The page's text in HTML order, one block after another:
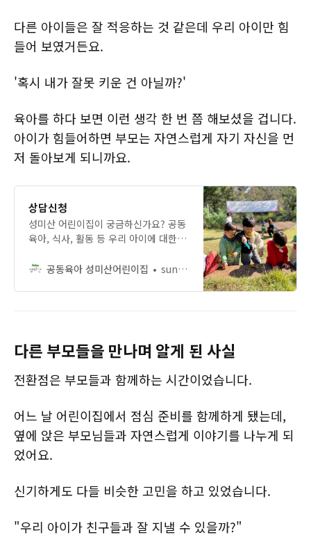
다른 아이들은 잘 적응하는 것 같은데 우리 아이만 힘
들어 보였거든요.
'혹시 내가 잘못 키운 건 아닐까?'
육아를 하다 보면 이런 생각 한 번 쯤 해보셨을 겁니다.
아이가 힘들어하면 부모는 자연스럽게 자기 자신을 먼
저 돌아보게 되니까요.
상담신청
성미산 어린이집이 궁금하신가요? 공동
육아, 식사, 활동 등 우리 아이에 대한
세요.공동육아 성미산어린이집 sungmisankids
다른 부모들을 만나며 알게 된 사실
전환점은 부모들과 함께하는 시간이었습니다.
어느 날 어린이집에서 점심 준비를 함께하게 됐는데,
옆에 앉은 부모님들과 자연스럽게 이야기를 나누게 되
었어요.
신기하게도 다들 비슷한 고민을 하고 있었습니다.
"우리 아이가 친구들과 잘 지낼 수 있을까?"